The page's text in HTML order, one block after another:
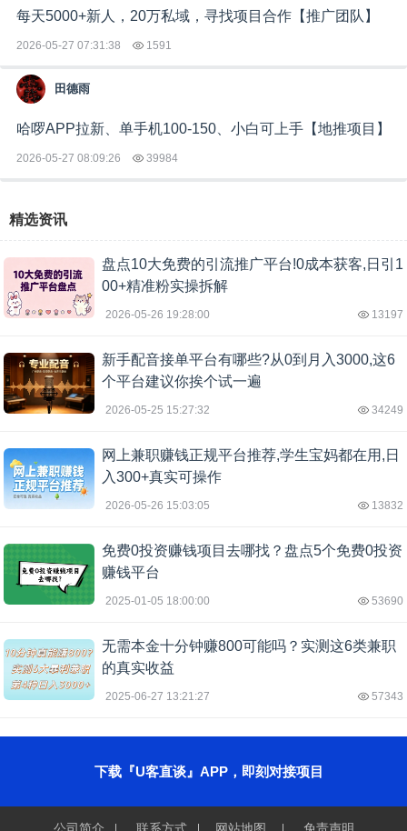
每天5000+新人，20万私域，寻找项目合作【推广团队】
2026-05-27 07:31:38 1591
田德雨
哈啰APP拉新、单手机100-150、小白可上手【地推项目】
2026-05-27 08:09:26 39984
精选资讯
盘点10大免费的引流推广平台!0成本获客,日引1
00+精准粉实操拆解
2026-05-26 19:28:00 13197
新手配音接单平台有哪些?从0到月入3000,这6
个平台建议你挨个试一遍
2026-05-25 15:27:32 34249
网上兼职赚钱正规平台推荐,学生宝妈都在用,日
入300+真实可操作
2026-05-26 15:03:05 13832
免费0投资赚钱项目去哪找？盘点5个免费0投资
赚钱平台
2025-01-05 18:00:00 53690
无需本金十分钟赚800可能吗？实测这6类兼职
的真实收益
2025-06-27 13:21:27 57343
下载『U客直谈』APP，即刻对接项目